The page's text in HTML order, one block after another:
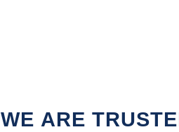
WE ARE